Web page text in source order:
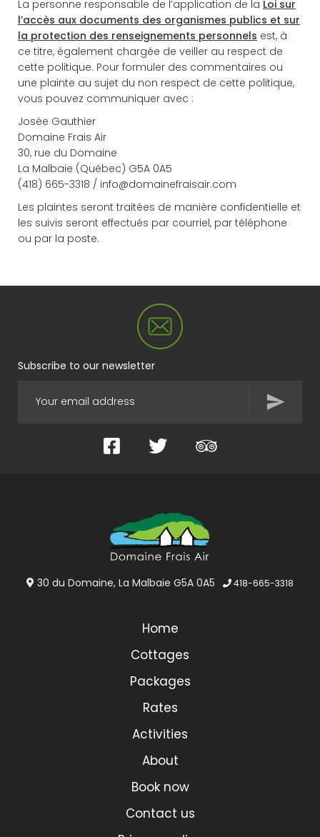
La personne responsable de l’application de la Loi sur
l’accès aux documents des organismes publics et sur
la protection des renseignements personnels est, à
ce titre, également chargée de veiller au respect de
cette politique. Pour formuler des commentaires ou
une plainte au sujet du non respect de cette politique,
vous pouvez communiquer avec :
Josée Gauthier
Domaine Frais Air
30, rue du Domaine
La Malbaie (Québec) G5A 0A5
(418) 665-3318 / info@domainefraisair.com
Les plaintes seront traitées de manière confidentielle et
les suivis seront effectués par courriel, par téléphone
ou par la poste.
Subscribe to our newsletter
Facebook Twitter
30 du Domaine, La Malbaie G5A 0A5 418-665-3318
Home
Cottages
Packages
Rates
Activities
About
Book now
Contact us